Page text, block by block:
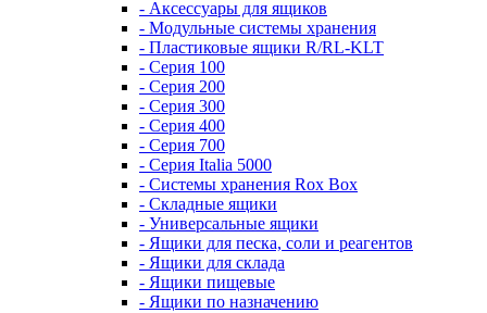
- Аксессуары для ящиков
- Модульные системы хранения
- Пластиковые ящики R/RL-KLT
- Серия 100
- Серия 200
- Серия 300
- Серия 400
- Серия 700
- Серия Italia 5000
- Системы хранения Rox Box
- Складные ящики
- Универсальные ящики
- Ящики для песка, соли и реагентов
- Ящики для склада
- Ящики пищевые
- Ящики по назначению